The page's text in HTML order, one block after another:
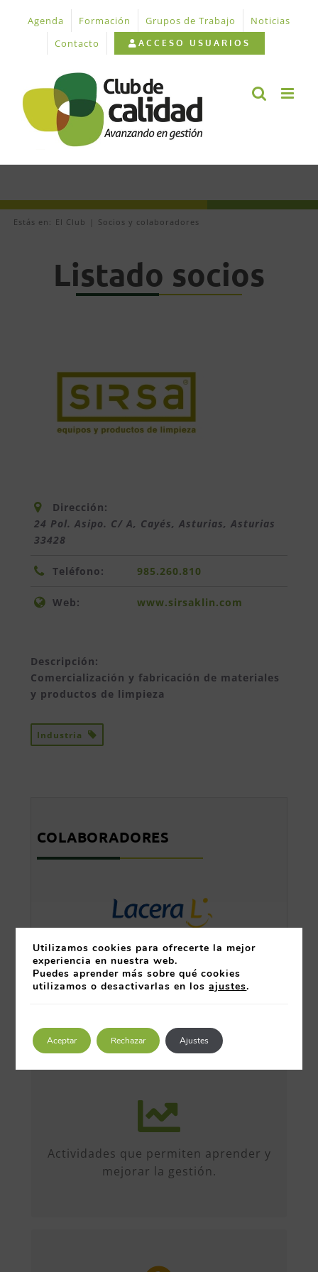
contenido
Agenda Formación Grupos de Trabajo
Noticias
Contacto
ACCESO USUARIOS
Estás en: El Club Socios y colaboradores
Listado socios
Dirección:
24 Pol. Asipo. C/ A, Cayés, Asturias, Asturias
33428
Teléfono: 985.260.810
Web: www.sirsaklin.com
Descripción:
Comercialización y fabricación de materiales
y productos de limpieza
Industria
COLABORADORES
Actividades que permiten aprender y
mejorar la gestión.
Más de 50 iniciativas anuales de
formato diverso, sobre múltiples
formación, etc...
Utilizamos cookies para ofrecerte la mejor
experiencia en nuestra web.
Puedes aprender más sobre qué cookies
utilizamos o desactivarlas en losajustes.
Aceptar Rechazar Ajustes